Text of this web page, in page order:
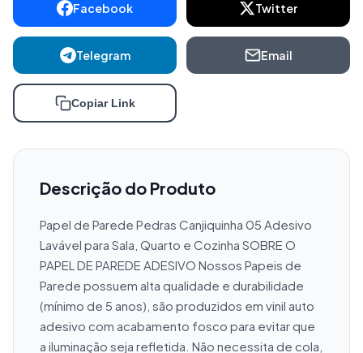
Facebook Twitter
Telegram Email
Copiar Link
Descrição do Produto
Papel de Parede Pedras Canjiquinha 05 Adesivo
Lavável para Sala, Quarto e Cozinha SOBRE O
PAPEL DE PAREDE ADESIVO Nossos Papeis de
Parede possuem alta qualidade e durabilidade
(mínimo de 5 anos), são produzidos em vinil auto
adesivo com acabamento fosco para evitar que
a iluminação seja refletida. Não necessita de cola,